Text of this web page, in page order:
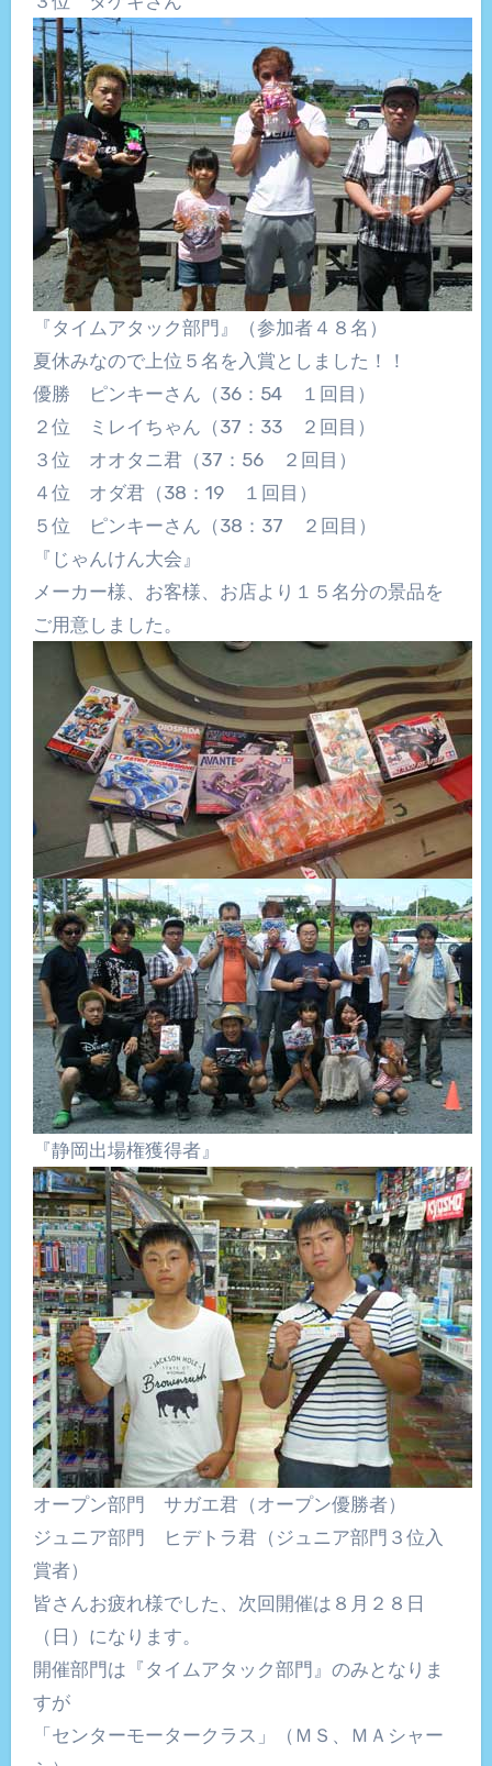
『タイムアタック部門』（参加者４８名）
夏休みなので上位５名を入賞としました！！
優勝 ピンキーさん（36：54 １回目）
２位 ミレイちゃん（37：33 ２回目）
３位 オオタニ君（37：56 ２回目）
４位 オダ君（38：19 １回目）
５位 ピンキーさん（38：37 ２回目）
『じゃんけん大会』
メーカー様、お客様、お店より１５名分の景品を
ご用意しました。
『静岡出場権獲得者』
オープン部門 サガエ君（オープン優勝者）
ジュニア部門 ヒデトラ君（ジュニア部門３位入
賞者）
皆さんお疲れ様でした、次回開催は８月２８日
（日）になります。
開催部門は『タイムアタック部門』のみとなりま
すが
「センターモータークラス」（ＭＳ、ＭＡシャー